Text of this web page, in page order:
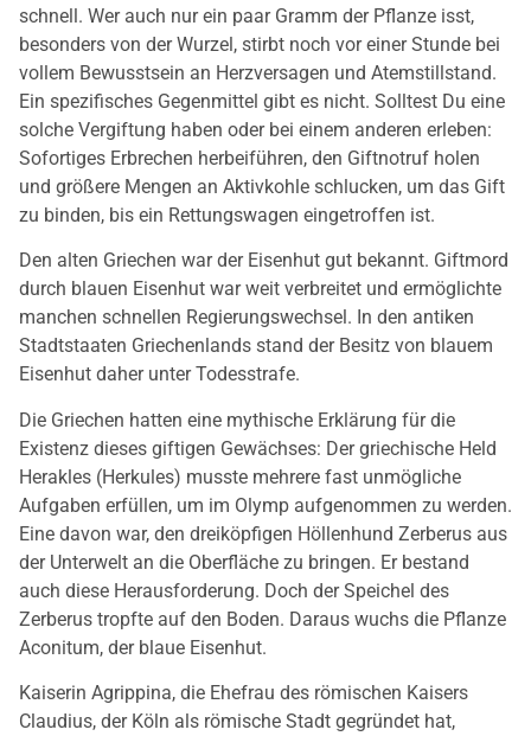
schnell. Wer auch nur ein paar Gramm der Pflanze isst,
besonders von der Wurzel, stirbt noch vor einer Stunde bei
vollem Bewusstsein an Herzversagen und Atemstillstand.
Ein spezifisches Gegenmittel gibt es nicht. Solltest Du eine
solche Vergiftung haben oder bei einem anderen erleben:
Sofortiges Erbrechen herbeiführen, den Giftnotruf holen
und größere Mengen an Aktivkohle schlucken, um das Gift
zu binden, bis ein Rettungswagen eingetroffen ist.
Den alten Griechen war der Eisenhut gut bekannt. Giftmord
durch blauen Eisenhut war weit verbreitet und ermöglichte
manchen schnellen Regierungswechsel. In den antiken
Stadtstaaten Griechenlands stand der Besitz von blauem
Eisenhut daher unter Todesstrafe.
Die Griechen hatten eine mythische Erklärung für die
Existenz dieses giftigen Gewächses: Der griechische Held
Herakles (Herkules) musste mehrere fast unmögliche
Aufgaben erfüllen, um im Olymp aufgenommen zu werden.
Eine davon war, den dreiköpfigen Höllenhund Zerberus aus
der Unterwelt an die Oberfläche zu bringen. Er bestand
auch diese Herausforderung. Doch der Speichel des
Zerberus tropfte auf den Boden. Daraus wuchs die Pflanze
Aconitum, der blaue Eisenhut.
Kaiserin Agrippina, die Ehefrau des römischen Kaisers
Claudius, der Köln als römische Stadt gegründet hat,